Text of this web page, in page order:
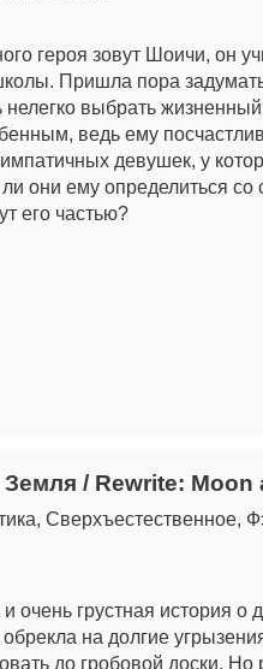
героя зовут Шоичи, он
Пришла пора
выбрать
ведь ему
девушек, у
они ему определиться со
его частью?
/ Rewrite: Moon
Сверхъестественное,
очень грустная история о
на долгие
до гробовой доски.